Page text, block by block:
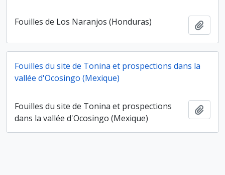
Fouilles de Los Naranjos (Honduras)
Fouilles du site de Tonina et prospections dans la
vallée d'Ocosingo (Mexique)
Fouilles du site de Tonina et prospections
dans la vallée d'Ocosingo (Mexique)